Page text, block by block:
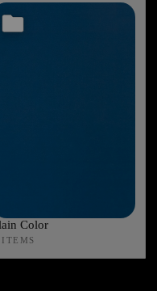
Color